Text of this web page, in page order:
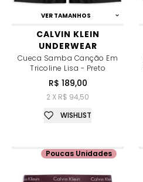
VER TAMANHOS
CALVIN KLEIN
UNDERWEAR
Cueca Samba Canção Em
Tricoline Lisa - Preto
R$ 189,00
2 X R$ 94,50
WISHLIST
Poucas Unidades